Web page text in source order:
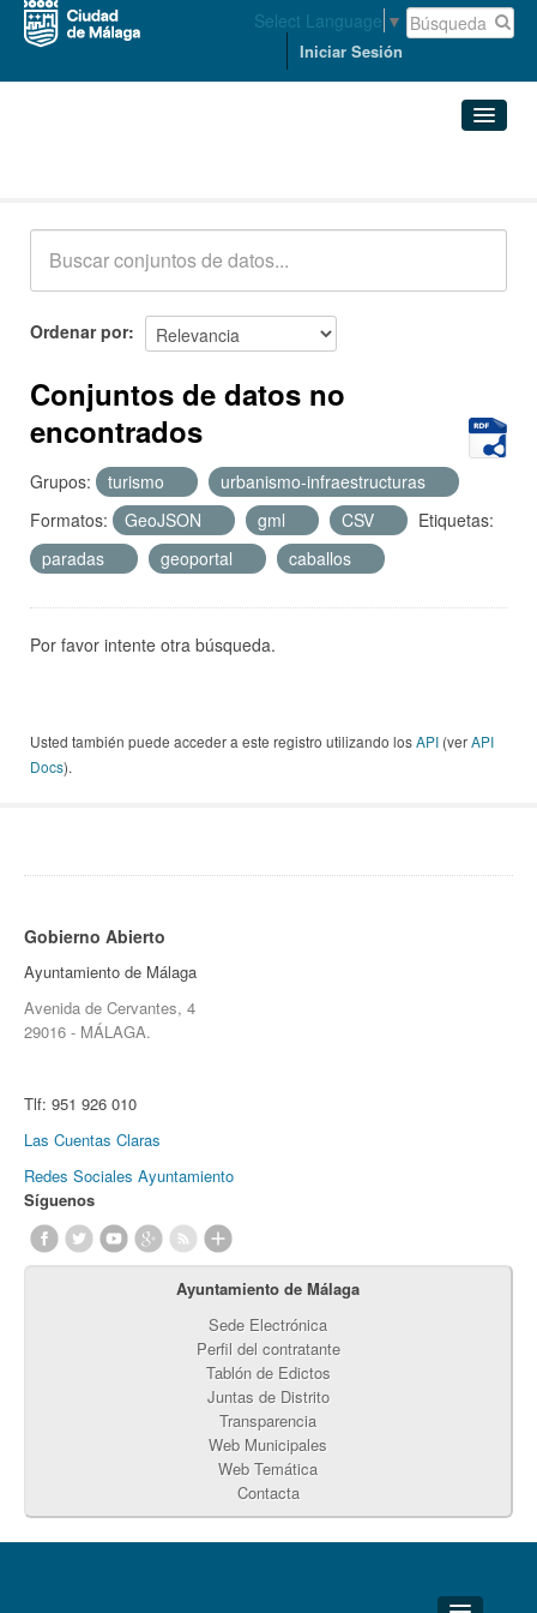
Select Language ▼
Iniciar Sesión
Acerca de
Ordenar por
Conjuntos de datos no
encontrados
Grupos: turismo
urbanismo-infraestructuras
Formatos:
GeoJSON gml CSV
Etiquetas:
paradas
geoportal caballos
Por favor intente otra búsqueda.
Usted también puede acceder a este registro utilizando losAPI (verAPI
Docs).
Gobierno Abierto
Ayuntamiento de Málaga
Avenida de Cervantes, 4
29016 - MÁLAGA.
Tlf: 951 926 010
Las Cuentas Claras
Redes Sociales Ayuntamiento
Síguenos
Ayuntamiento de Málaga
Sede Electrónica
Perfil del contratante
Tablón de Edictos
Juntas de Distrito
Transparencia
Web Municipales
Web Temática
Contacta